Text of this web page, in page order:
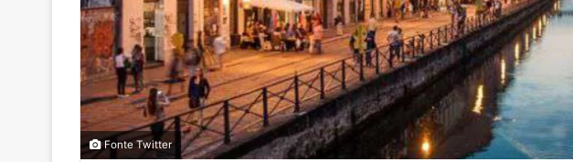
Fonte Twitter